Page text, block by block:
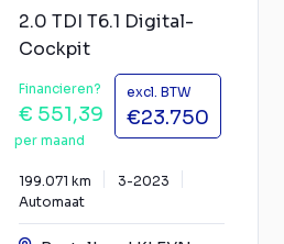
2.0 TDI T6.1 Digital-
Cockpit
Financieren?
€ 551,39
per maand
excl. BTW
€23.750
199.071 km
3-2023
Automaat